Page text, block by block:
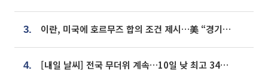
3. 이란, 미국에 호르무즈 합의 조건 제시…美 “경기 아직 안 끝나” [종합]
4. [내일 날씨] 전국 무더위 계속…10일 낮 최고 34도 육박